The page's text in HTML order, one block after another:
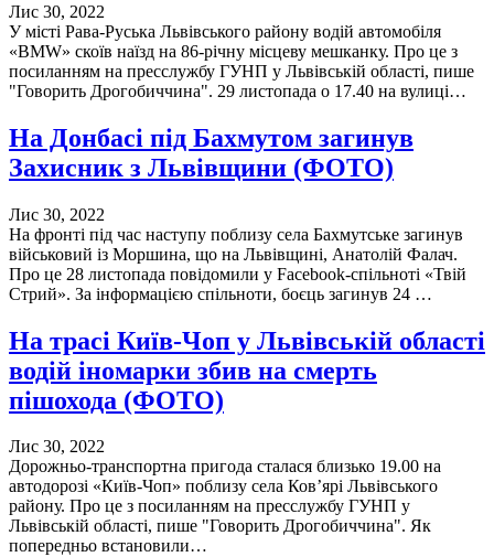
Лис 30, 2022
У місті Рава-Руська Львівського району водій автомобіля
«BMW» скоїв наїзд на 86-річну місцеву мешканку. Про це з
посиланням на пресслужбу ГУНП у Львівській області, пише
"Говорить Дрогобиччина". 29 листопада о 17.40 на вулиці…
На Донбасі під Бахмутом загинув
Захисник з Львівщини (ФОТО)
Лис 30, 2022
На фронті під час наступу поблизу села Бахмутське загинув
військовий із Моршина, що на Львівщині, Анатолій Фалач.
Про це 28 листопада повідомили у Facebook-спільноті «Твій
Стрий». За інформацією спільноти, боєць загинув 24 …
На трасі Київ-Чоп у Львівській області
водій іномарки збив на смерть
пішохода (ФОТО)
Лис 30, 2022
Дорожньо-транспортна пригода сталася близько 19.00 на
автодорозі «Київ-Чоп» поблизу села Ков’ярі Львівського
району. Про це з посиланням на пресслужбу ГУНП у
Львівській області, пише "Говорить Дрогобиччина". Як
попередньо встановили…